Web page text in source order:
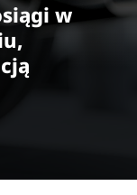
w